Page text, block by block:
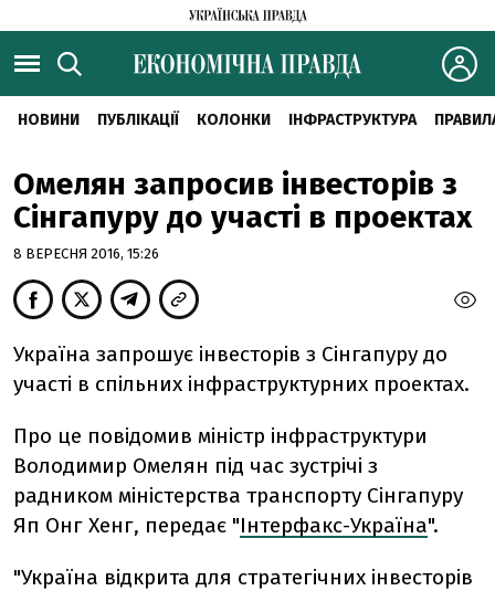
НОВИНИ ПУБЛІКАЦІЇ КОЛОНКИ ІНФРАСТРУКТУРА
Омелян запросив інвесторів з
Сінгапуру до участі в проектах
8 ВЕРЕСНЯ 2016, 15:26
Україна запрошує інвесторів з Сінгапуру до
участі в спільних інфраструктурних проектах.
Про це повідомив міністр інфраструктури
Володимир Омелян під час зустрічі з
радником міністерства транспорту Сінгапуру
Яп Онг Хенг, передає "Інтерфакс-Україна".
"Україна відкрита для стратегічних інвесторів